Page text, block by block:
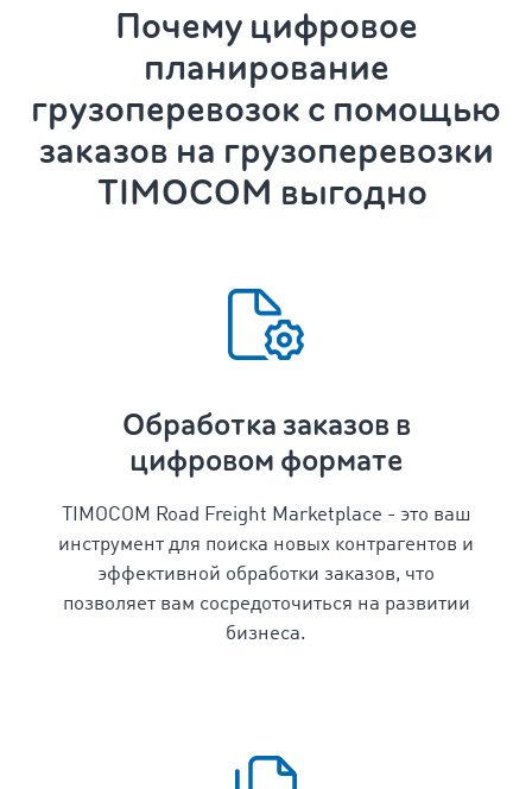
Почему цифровое
планирование
грузоперевозок с помощью
заказов на грузоперевозки
TIMOCOM выгодно
Обработка заказов в
цифровом формате
TIMOCOM Road Freight Marketplace - это ваш
инструмент для поиска новых контрагентов и
эффективной обработки заказов, что
позволяет вам сосредоточиться на развитии
бизнеса.